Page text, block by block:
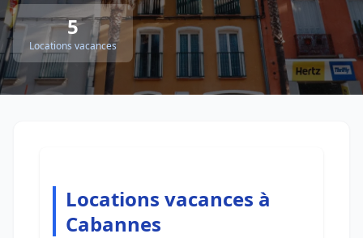
5
Locations vacances
Locations vacances à
Cabannes